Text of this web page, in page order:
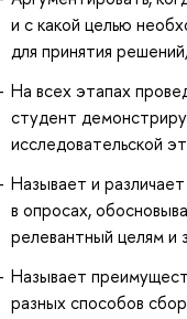
и с какой целью
для принятия
На всех этапах
студент
исследовательской
Называет и
в опросах,
релевантный целям и
Называет
разных способов